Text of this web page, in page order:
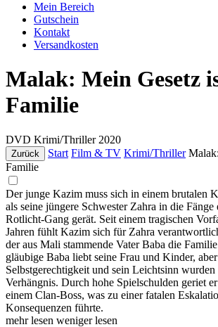
Mein Bereich
Gutschein
Kontakt
Versandkosten
Malak: Mein Gesetz
Familie
DVD Krimi/Thriller 2020
Zurück Start Film & TV Krimi/Thriller
Familie
Der junge Kazim muss sich in einem brutalen
als seine jüngere Schwester Zahra in die
Rotlicht-Gang gerät. Seit einem tragischen
Jahren fühlt Kazim sich für Zahra
der aus Mali stammende Vater Baba die
gläubige Baba liebt seine Frau und Kinder,
Selbstgerechtigkeit und sein Leichtsinn
Verhängnis. Durch hohe Spielschulden geriet
einem Clan-Boss, was zu einer fatalen
Konsequenzen führte.
mehr lesen weniger lesen